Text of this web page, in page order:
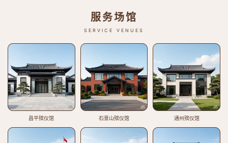
服务场馆
SERVICE VENUES
昌平殡仪馆 石景山殡仪馆 通州殡仪馆